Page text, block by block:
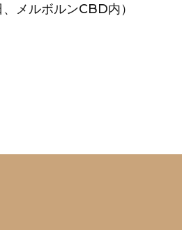
メルボルンCBD内）